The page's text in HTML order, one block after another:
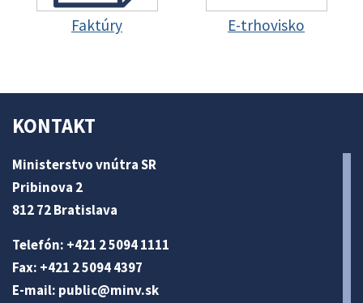
Faktúry E-trhovisko
KONTAKT
Ministerstvo vnútra SR
Pribinova 2
812 72 Bratislava
Telefón: +421 2 5094 1111
Fax: +421 2 5094 4397
E-mail: public@minv.sk